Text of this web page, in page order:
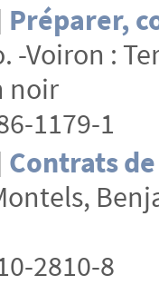
Préparer,
-Voiron :
noir
1179-1
Contrats
2810-8